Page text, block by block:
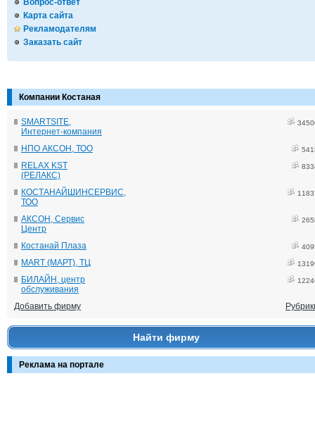
Вопрос-ответ
Карта сайта
Рекламодателям
Заказать сайт
Компании Костаная
SMARTSITE,
Интернет-компания
НПО АКСОН, ТОО
RELAX KST
(РЕЛАКС)
КОСТАНАЙШИНСЕРВИС,
ТОО
АКСОН, Сервис
Центр
Костанай Плаза
MART (МАРТ), ТЦ
БИЛАЙН, центр
обслуживания
Добавить фирму
Найти фирму
Реклама на портале